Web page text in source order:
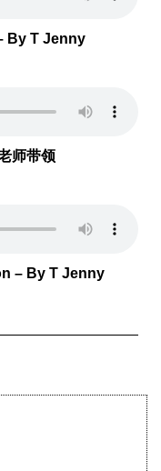
By T Jenny
师带领
– By T Jenny